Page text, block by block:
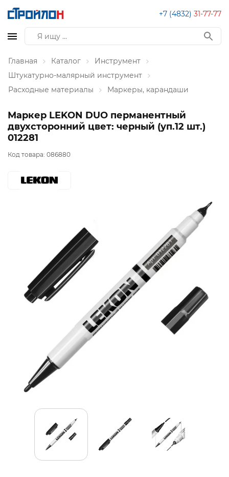
+7 (4832) 31-77-77
Главная Каталог
Инструмент
Штукатурно-малярный инструмент
Расходные материалы
Маркеры, карандаши
Маркер LEKON DUO перманентный
двухсторонний цвет: черный (уп.12 шт.)
012281
Код товара: 086880